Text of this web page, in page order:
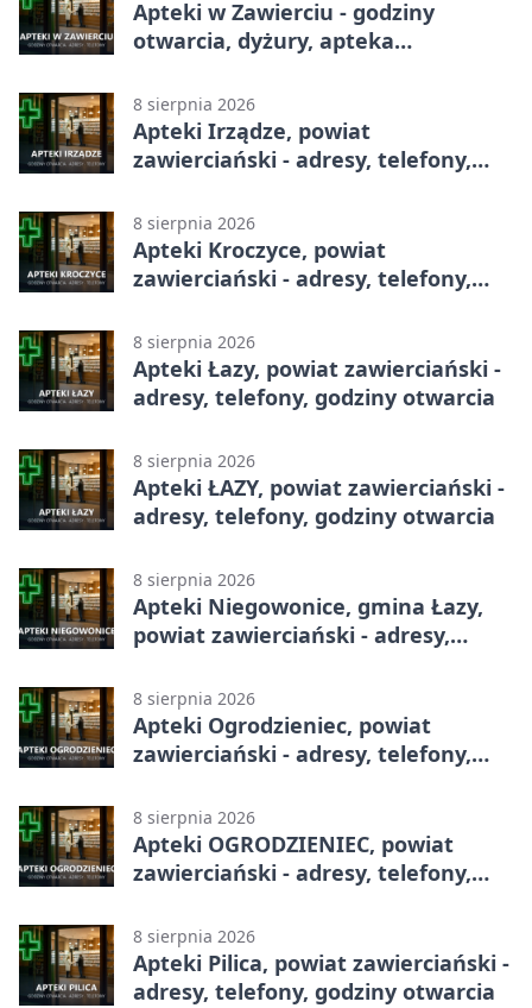
Apteki w Zawierciu - godziny
otwarcia, dyżury, apteka
8 sierpnia 2026
Apteki Irządze, powiat
zawierciański - adresy, telefony,
8 sierpnia 2026
Apteki Kroczyce, powiat
zawierciański - adresy, telefony,
8 sierpnia 2026
Apteki Łazy, powiat zawierciański -
adresy, telefony, godziny otwarcia
8 sierpnia 2026
Apteki ŁAZY, powiat zawierciański -
adresy, telefony, godziny otwarcia
8 sierpnia 2026
Apteki Niegowonice, gmina Łazy,
powiat zawierciański - adresy,
8 sierpnia 2026
Apteki Ogrodzieniec, powiat
zawierciański - adresy, telefony,
8 sierpnia 2026
Apteki OGRODZIENIEC, powiat
zawierciański - adresy, telefony,
8 sierpnia 2026
Apteki Pilica, powiat zawierciański -
adresy, telefony, godziny otwarcia